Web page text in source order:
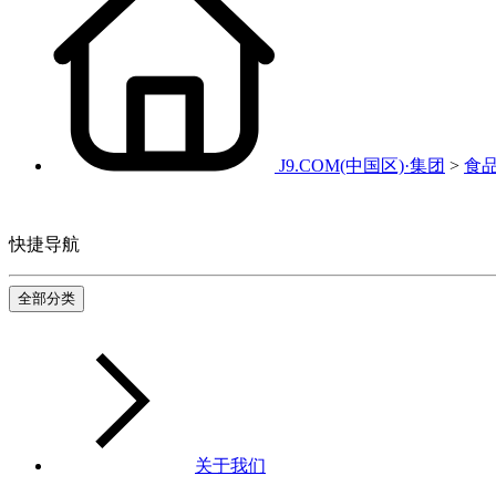
J9.COM(中国区)·集团 > 食
快捷导航
全部分类
关于我们